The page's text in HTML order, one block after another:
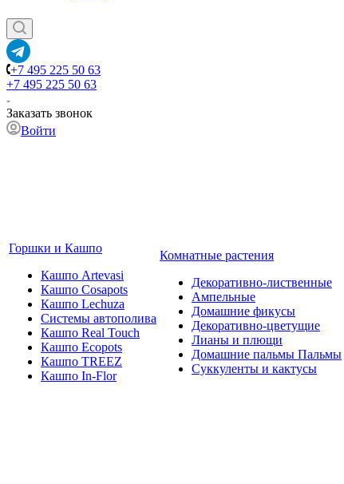
+7 495 225 50 63
+7 495 225 50 63
Заказать звонок
Войти
Горшки и Кашпо
Кашпо Artevasi
Кашпо Cosapots
Кашпо Lechuza
Системы автополива
Кашпо Real Touch
Кашпо Ecopots
Кашпо TREEZ
Кашпо In-Flor
Комнатные растения
Декоративно-лиственные
Ампельные
Домашние фикусы
Декоративно-цветущие
Лианы и плющи
Домашние пальмы Пальмы
Суккуленты и кактусы